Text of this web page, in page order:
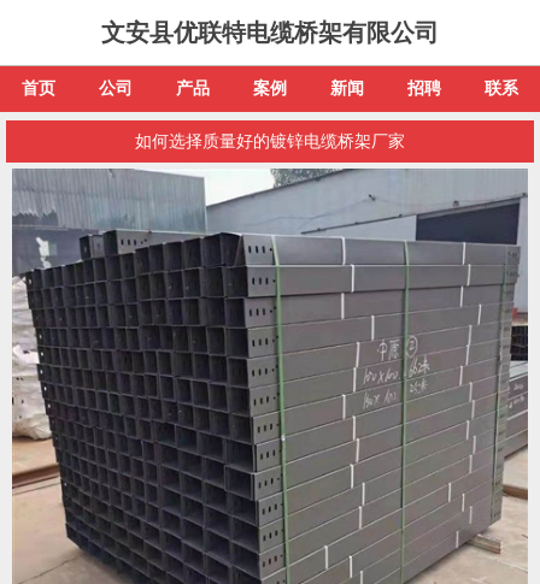
文安县优联特电缆桥架有限公司
首页 公司 产品 案例 新闻 招聘 联系
如何选择质量好的镀锌电缆桥架厂家